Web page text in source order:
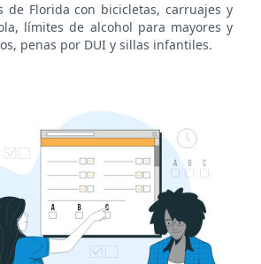
de Florida con bicicletas, carruajes y
límites de alcohol para mayores y
penas por DUI y sillas infantiles.